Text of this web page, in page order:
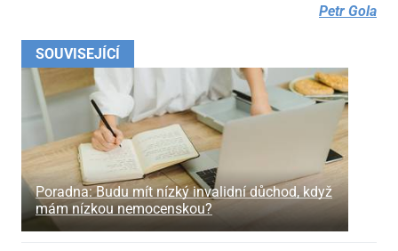
SOUVISEJÍCÍ
Poradna: Budu mít nízký invalidní důchod, když
mám nízkou nemocenskou?
Petr Gola